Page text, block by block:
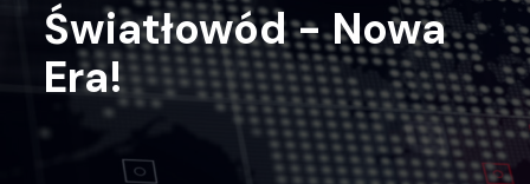
Światłowód - Nowa
Era!